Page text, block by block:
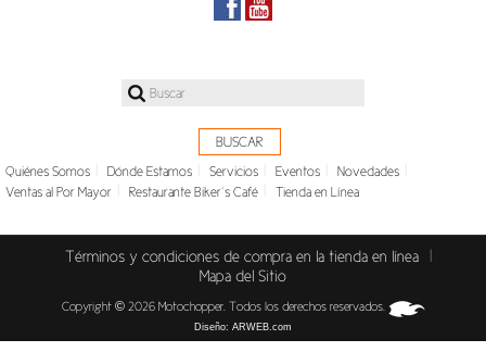
Quiénes Somos Dónde Estamos Servicios Eventos Novedades
Ventas al Por Mayor Restaurante Biker´s Café Tienda en Línea
Términos y condiciones de compra en la tienda en línea |
Mapa del Sitio
Copyright © 2026 Motochopper. Todos los derechos reservados.
Diseño: ARWEB.com